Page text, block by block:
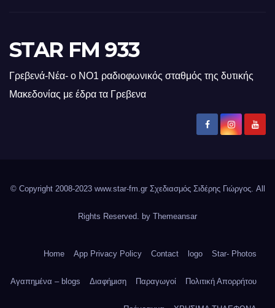
STAR FM 933
Γρεβενά-Νέα- ο ΝΟ1 ραδιοφωνικός σταθμός της δυτικής
Μακεδονίας με έδρα τα Γρεβενα
© Copyright 2008-2023 www.star-fm.gr Σχεδιασμός Σιδέρης Γιώργος. All
Rights Reserved. by Themeansar
Home App Privacy Policy Contact logo Star- Photos
Αγαπημένα – blogs Διαφήμιση Παραγωγοί Πολιτική Απορρήτου